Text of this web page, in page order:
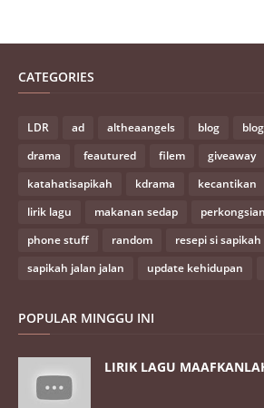
CATEGORIES
LDR ad altheaangels blog
drama
feautured filem giveaway
katahatisapikah
kdrama kecantikan
lirik lagu
makanan sedap perkongsian
phone stuff
random resepi si sapikah
sapikah jalan jalan
update kehidupan
POPULAR MINGGU INI
LIRIK LAGU